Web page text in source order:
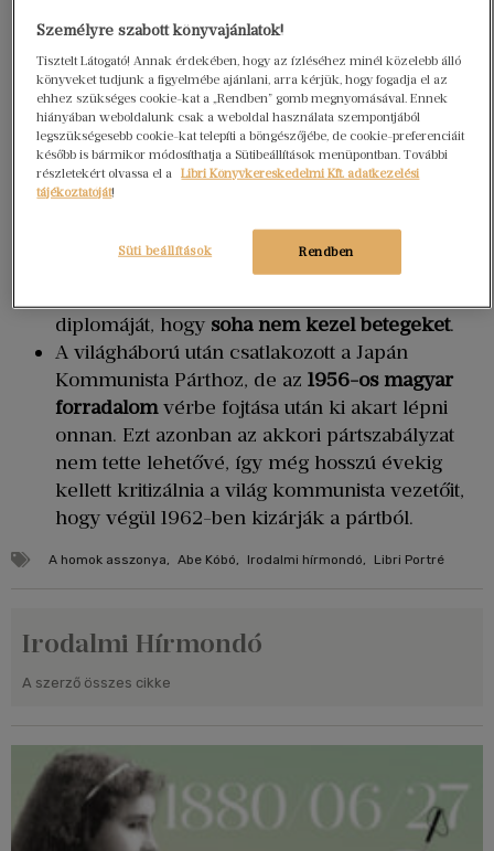
Irodalmi példaképei Franz Kafka, Samuel
voltak, hatásuk sok művében tetten érhető.
Orvosi egyetemre járt, de állítása szerint csak
azért, mert a második világháború alatt
egyedül az orvostanhallgatók mentesültek a
katonai szolgálat alól. „Az összes barátom, aki
nyilatkozta.
Akadémiai teljesítményére jellemző, hogy
diplomáját, hogy soha nem kezel betegeket.
A világháború után csatlakozott a Japán
Kommunista Párthoz, de az 1956-os magyar
forradalomvérbe fojtása után ki akart lépni
onnan. Ezt azonban az akkori pártszabályzat
nem tette lehetővé, így még hosszú évekig
kellett kritizálnia a világ kommunista vezetőit,
hogy végül 1962-ben kizárják a pártból.
A homok asszonya, Abe Kóbó, Irodalmi hírmondó, Libri Portré
Irodalmi Hírmondó
A szerző összes cikke
Személyre szabott könyvajánlatok!
Tisztelt Látogató! Annak érdekében, hogy az ízléséhez minél közelebb álló
könyveket tudjunk a figyelmébe ajánlani, arra kérjük, hogy fogadja el az
ehhez szükséges cookie-kat a „Rendben” gomb megnyomásával. Ennek
hiányában weboldalunk csak a weboldal használata szempontjából
legszükségesebb cookie-kat telepíti a böngészőjébe, de cookie-preferenciáit
később is bármikor módosíthatja a Sütibeállítások menüpontban. További
részletekért olvassa el a
Libri Könyvkereskedelmi Kft. adatkezelési
tájékoztatóját!
Rendben
Süti beállítások